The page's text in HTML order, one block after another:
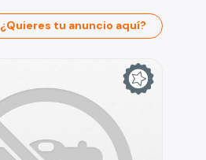
¿Quieres tu anuncio aquí?